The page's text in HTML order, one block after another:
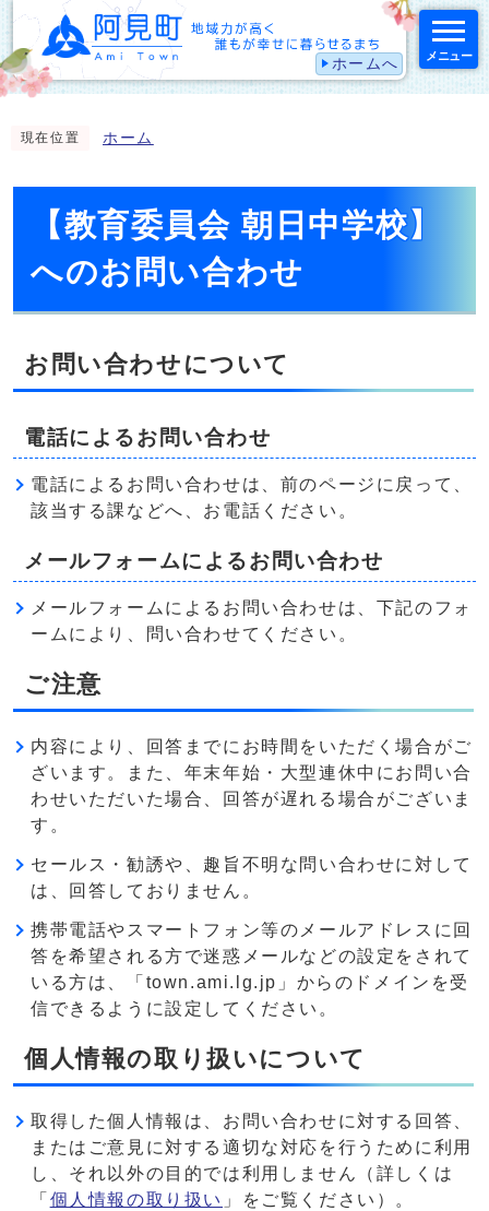
ホームへ メニュー
現在位置 ホーム
【教育委員会 朝日中学校】
へのお問い合わせ
お問い合わせについて
電話によるお問い合わせ
電話によるお問い合わせは、前のページに戻って、
該当する課などへ、お電話ください。
メールフォームによるお問い合わせ
メールフォームによるお問い合わせは、下記のフォ
ームにより、問い合わせてください。
ご注意
内容により、回答までにお時間をいただく場合がご
ざいます。また、年末年始・大型連休中にお問い合
わせいただいた場合、回答が遅れる場合がございま
す。
セールス・勧誘や、趣旨不明な問い合わせに対して
は、回答しておりません。
携帯電話やスマートフォン等のメールアドレスに回
答を希望される方で迷惑メールなどの設定をされて
いる方は、「town.ami.lg.jp」からのドメインを受
信できるように設定してください。
個人情報の取り扱いについて
取得した個人情報は、お問い合わせに対する回答、
またはご意見に対する適切な対応を行うために利用
し、それ以外の目的では利用しません（詳しくは
「 個人情報の取り扱い 」をご覧ください）。